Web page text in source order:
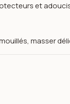
et
masser